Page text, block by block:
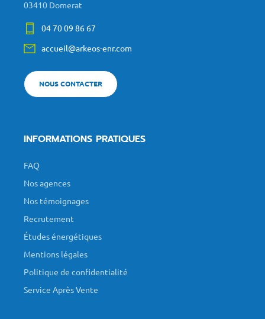
03410 Domerat
04 70 09 86 67
accueil@arkeos-enr.com
NOUS CONTACTER
INFORMATIONS PRATIQUES
FAQ
Nos agences
Nos témoignages
Recrutement
Études énergétiques
Mentions légales
Politique de confidentialité
Service Après Vente